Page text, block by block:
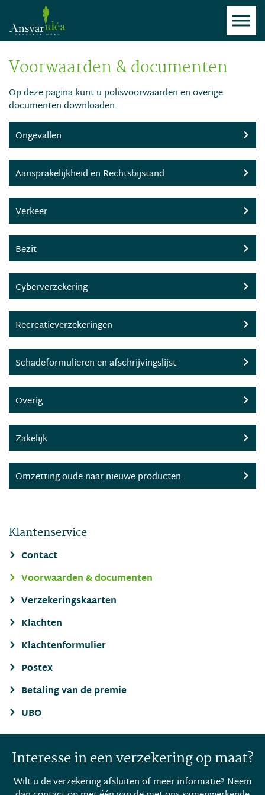
Voorwaarden & documenten
Op deze pagina kunt u polisvoorwaarden en overige
documenten downloaden.
Ongevallen
Aansprakelijkheid en Rechtsbijstand
Verkeer
Bezit
Cyberverzekering
Recreatieverzekeringen
Schadeformulieren en afschrijvingslijst
Overig
Zakelijk
Omzetting oude naar nieuwe producten
Klantenservice
Contact
Voorwaarden & documenten
Verzekeringskaarten
Klachten
Klachtenformulier
Postex
Betaling van de premie
UBO
Interesse in een verzekering op maat?
Wilt u de verzekering afsluiten of meer informatie? Neem